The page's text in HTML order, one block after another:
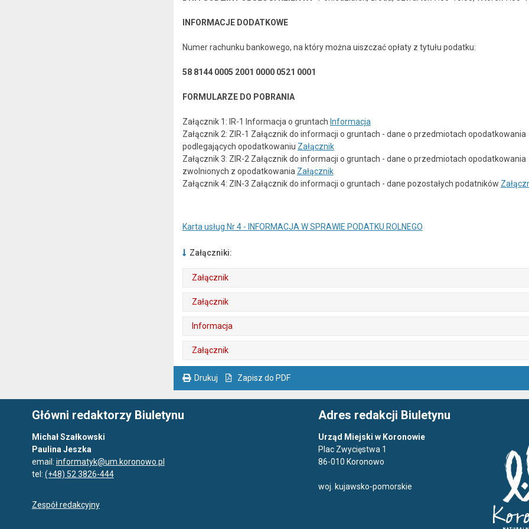
INFORMACJE DODATKOWE
Numer rachunku bankowego, na który można uiszczać opłaty z tytułu podatku:
58 8144 0005 2001 0000 0521 0001
FORMULARZE DO POBRANIA
Załącznik 1: IR-1 Informacja o gruntach Informacja
Załącznik 2: ZIR-1 Załącznik do informacji o gruntach - dane o przedmiotach opodatkowania
podlegających opodatkowaniu Załącznik
Załącznik 3: ZIR-2 Załącznik do informacji o gruntach - dane o przedmiotach opodatkowania
zwolnionych z opodatkowania Załącznik
Załącznik 4: ZIN-3 Załącznik do informacji o gruntach - dane pozostałych podatników
Karta usług Nr 4 - INFORMACJA W SPRAWIE PODATKU ROLNEGO
Załączniki:
Załącznik
Załącznik
Informacja
Załącznik
Drukuj Zapisz do PDF
Główni redaktorzy Biuletynu
Michał Szałkowski
Paulina Jeszka
email: informatyk@um.koronowo.pl
tel: (+48) 52 3826-444
Zespół redakcyjny
Adres redakcji Biuletynu
Urząd Miejski w Koronowie
Plac Zwycięstwa 1
86-010 Koronowo
woj. kujawsko-pomorskie